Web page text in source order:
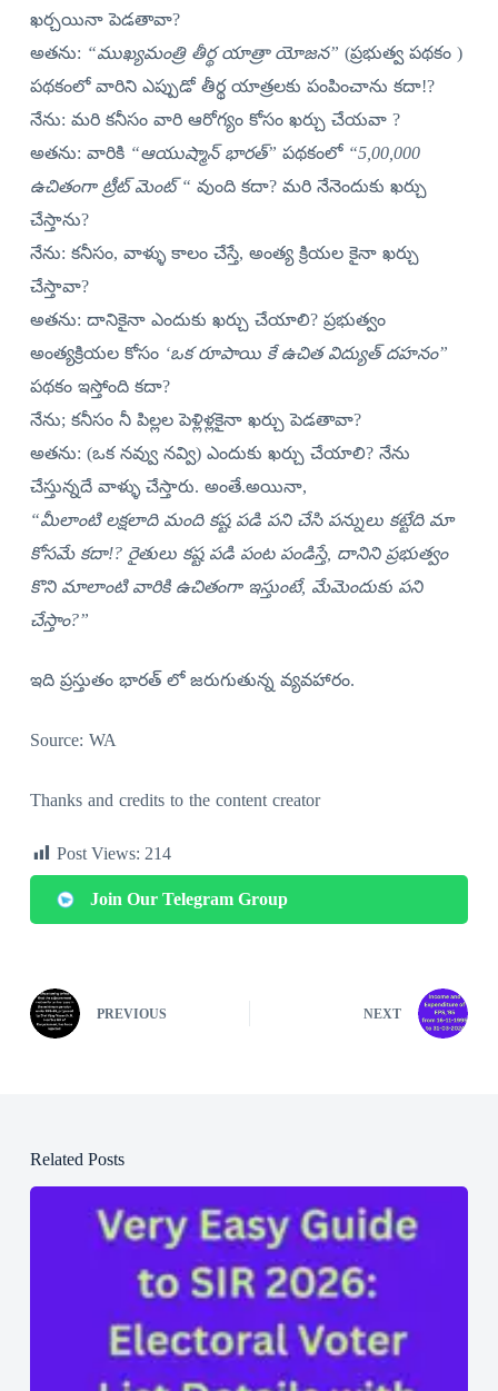
ఖర్చయినా పెడతావా?
అతను: “ముఖ్యమంత్రి తీర్థ యాత్రా యోజన” (ప్రభుత్వ పథకం )
పథకంలో వారిని ఎప్పుడో తీర్థ యాత్రలకు పంపించాను కదా!?
నేను: మరి కనీసం వారి ఆరోగ్యం కోసం ఖర్చు చేయవా ?
అతను: వారికి “ఆయుష్మాన్ భారత్” పథకంలో “5,00,000
ఉచితంగా ట్రీట్ మెంట్ “ వుంది కదా? మరి నేనెందుకు ఖర్చు
చేస్తాను?
నేను: కనీసం, వాళ్ళు కాలం చేస్తే, అంత్య క్రియల కైనా ఖర్చు
చేస్తావా?
అతను: దానికైనా ఎందుకు ఖర్చు చేయాలి? ప్రభుత్వం
అంత్యక్రియల కోసం ‘ఒక రూపాయి కే ఉచిత విద్యుత్ దహనం”
పథకం ఇస్తోంది కదా?
నేను; కనీసం నీ పిల్లల పెళ్లిళ్లకైనా ఖర్చు పెడతావా?
అతను: (ఒక నవ్వు నవ్వి) ఎందుకు ఖర్చు చేయాలి? నేను
చేస్తున్నదే వాళ్ళు చేస్తారు. అంతే.అయినా,
“మీలాంటి లక్షలాది మంది కష్ట పడి పని చేసి పన్నులు కట్టేది మా
కోసమే కదా!? రైతులు కష్ట పడి పంట పండిస్తే, దానిని ప్రభుత్వం
కొని మాలాంటి వారికి ఉచితంగా ఇస్తుంటే, మేమెందుకు పని
చేస్తాం?”
ఇది ప్రస్తుతం భారత్ లో జరుగుతున్న వ్యవహారం.
Source: WA
Thanks and credits to the content creator
Post Views: 214
Join Our Telegram Group
PREVIOUS NEXT
Related Posts